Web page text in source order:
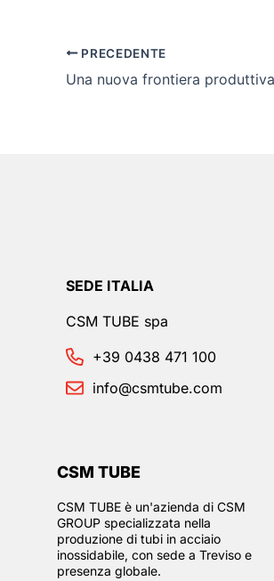
PRECEDENTE
SEDE ITALIA
CSM TUBE spa
+39 0438 471 100
info@csmtube.com
CSM TUBE
CSM TUBE è un'azienda di CSM
GROUP specializzata nella
produzione di tubi in acciaio
inossidabile, con sede a Treviso e
presenza globale.